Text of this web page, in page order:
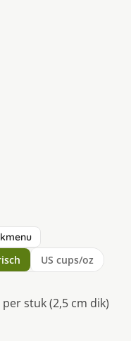
US cups/oz
stuk (2,5 cm dik)